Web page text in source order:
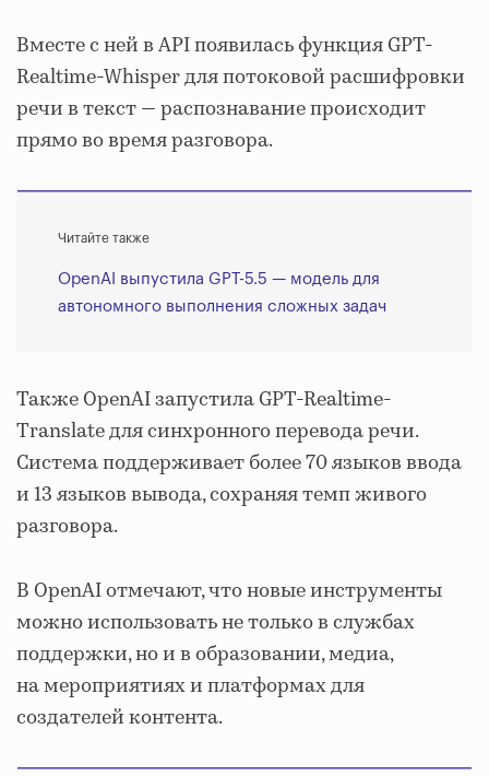
Вместе с ней в API появилась функция GPT-
Realtime-Whisper для потоковой расшифровки
речи в текст — распознавание происходит
прямо во время разговора.
Читайте также
OpenAI выпустила GPT-5.5 — модель для
автономного выполнения сложных задач
Также OpenAI запустила GPT-Realtime-
Translate для синхронного перевода речи.
Система поддерживает более 70 языков ввода
и 13 языков вывода, сохраняя темп живого
разговора.
В OpenAI отмечают, что новые инструменты
можно использовать не только в службах
поддержки, но и в образовании, медиа,
на мероприятиях и платформах для
создателей контента.